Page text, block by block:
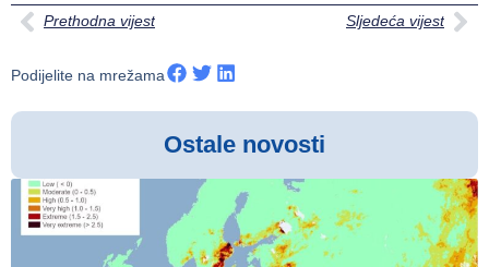
Prethodna vijest Sljedeća vijest
Podijelite na mrežama
Ostale novosti